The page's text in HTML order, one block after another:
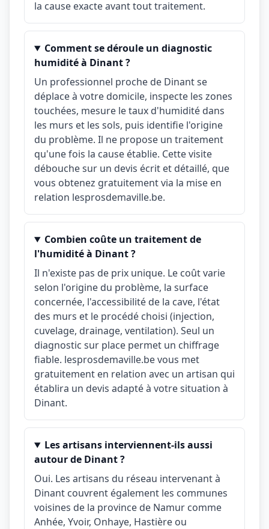
la cause exacte avant tout traitement.
Comment se déroule un diagnostic
humidité à Dinant ?
Un professionnel proche de Dinant se
déplace à votre domicile, inspecte les zones
touchées, mesure le taux d'humidité dans
les murs et les sols, puis identifie l'origine
du problème. Il ne propose un traitement
qu'une fois la cause établie. Cette visite
débouche sur un devis écrit et détaillé, que
vous obtenez gratuitement via la mise en
relation lesprosdemaville.be.
Combien coûte un traitement de
l'humidité à Dinant ?
Il n'existe pas de prix unique. Le coût varie
selon l'origine du problème, la surface
concernée, l'accessibilité de la cave, l'état
des murs et le procédé choisi (injection,
cuvelage, drainage, ventilation). Seul un
diagnostic sur place permet un chiffrage
fiable. lesprosdemaville.be vous met
gratuitement en relation avec un artisan qui
établira un devis adapté à votre situation à
Dinant.
Les artisans interviennent-ils aussi
autour de Dinant ?
Oui. Les artisans du réseau intervenant à
Dinant couvrent également les communes
voisines de la province de Namur comme
Anhée, Yvoir, Onhaye, Hastière ou